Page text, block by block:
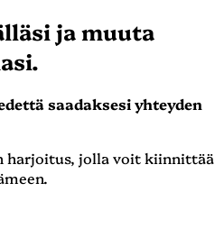
ja muuta
saadaksesi yhteyden
harjoitus, jolla voit kiinnittää